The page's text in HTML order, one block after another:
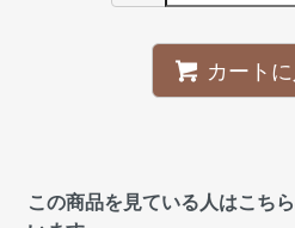
カート
この商品を見ている人はこち